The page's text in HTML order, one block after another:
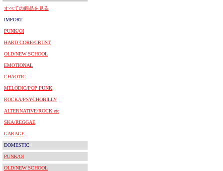
すべての商品を見る
IMPORT
PUNK/OI
HARD CORE/CRUST
OLD/NEW SCHOOL
EMOTIONAL
CHAOTIC
MELODIC/POP PUNK
ROCKA/PSYCHOBILLY
ALTERNATIVE/ROCK etc
SKA/REGGAE
GARAGE
DOMESTIC
PUNK/OI
OLD/NEW SCHOOL